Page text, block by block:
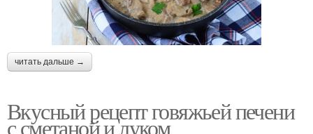
читать дальше →
Вкусный рецепт говяжьей печени
с сметаной и луком